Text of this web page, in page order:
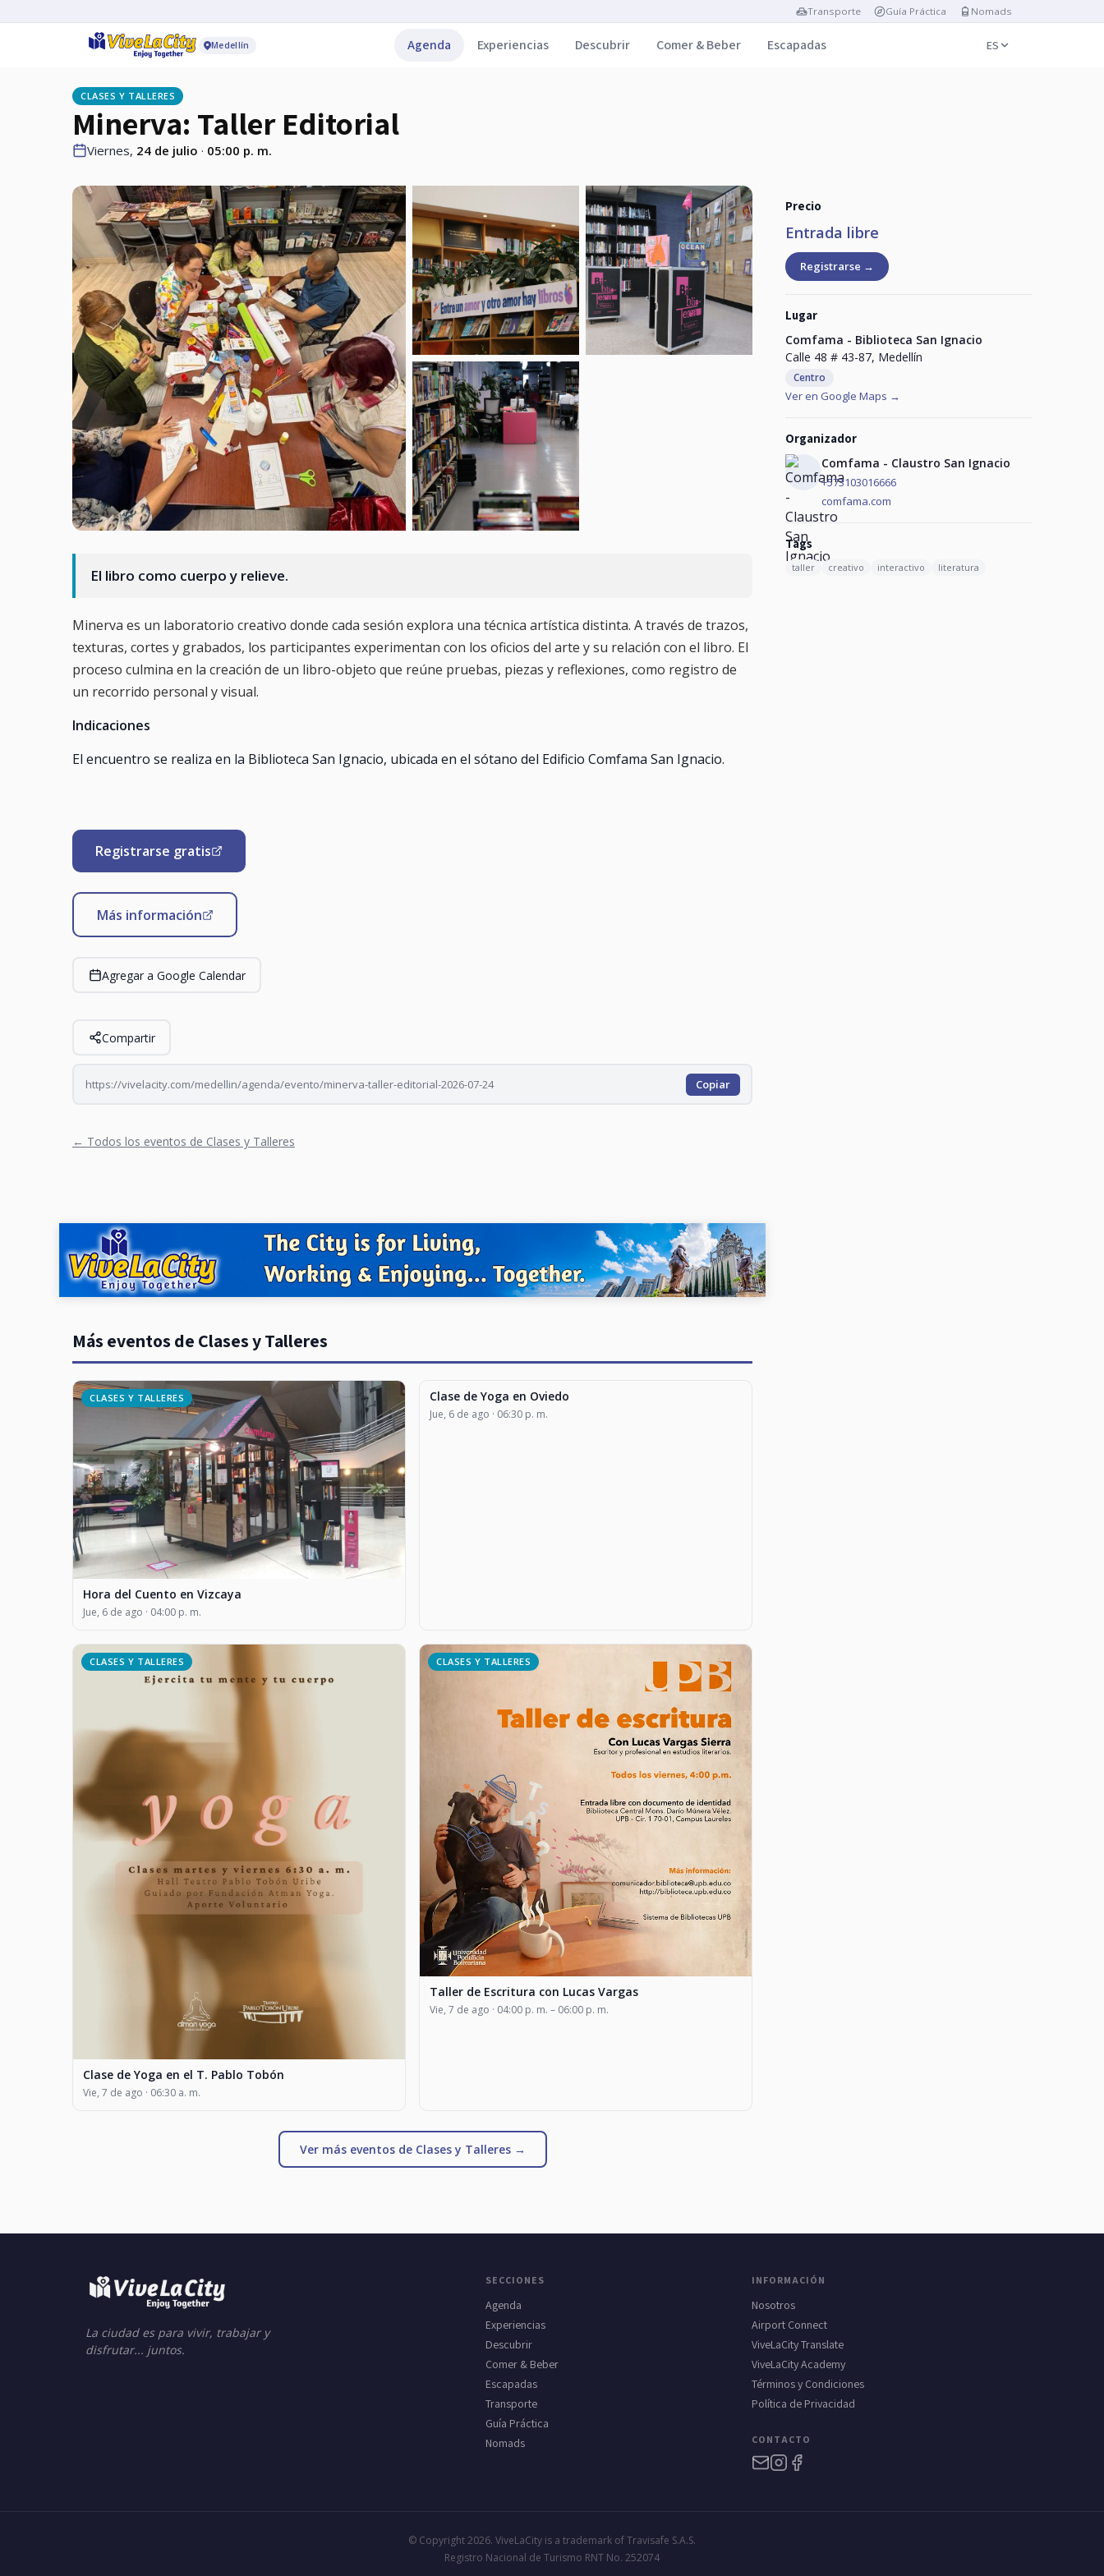
Transporte Guía Práctica Nomads
Medellín Agenda Experiencias Descubrir Comer & Beber Escapadas ES
CLASES Y TALLERES
Minerva: Taller Editorial
Viernes, 24 de julio · 05:00 p. m.
El libro como cuerpo y relieve.
Minerva es un laboratorio creativo donde cada sesión explora una técnica artística distinta. A través de trazos,
texturas, cortes y grabados, los participantes experimentan con los oficios del arte y su relación con el libro. El
proceso culmina en la creación de un libro-objeto que reúne pruebas, piezas y reflexiones, como registro de
un recorrido personal y visual.
Indicaciones
El encuentro se realiza en la Biblioteca San Ignacio, ubicada en el sótano del Edificio Comfama San Ignacio.
Precio
Entrada libre
Registrarse →
Lugar
Comfama - Biblioteca San Ignacio
Calle 48 # 43-87, Medellín
Centro
Ver en Google Maps →
Organizador
Comfama - Claustro San Ignacio
+573103016666
comfama.com
Tags
taller creativo interactivo literatura
Registrarse gratis
Más información
Agregar a Google Calendar
Compartir
https://vivelacity.com/medellin/agenda/evento/minerva-taller-editorial-2026-07-24 Copiar
← Todos los eventos de Clases y Talleres
Más eventos de Clases y Talleres
CLASES Y TALLERES
Hora del Cuento en Vizcaya
Jue, 6 de ago · 04:00 p. m.
CLASES Y TALLERES
Clase de Yoga en Oviedo
Jue, 6 de ago · 06:30 p. m.
CLASES Y TALLERES
Clase de Yoga en el T. Pablo Tobón
Vie, 7 de ago · 06:30 a. m.
CLASES Y TALLERES
Taller de Escritura con Lucas Vargas
Vie, 7 de ago · 04:00 p. m. – 06:00 p. m.
Ver más eventos de Clases y Talleres →
La ciudad es para vivir, trabajar y
disfrutar... juntos.
SECCIONES
Agenda
Experiencias
Descubrir
Comer & Beber
Escapadas
Transporte
Guía Práctica
Nomads
INFORMACIÓN
Nosotros
Airport Connect
ViveLaCity Translate
ViveLaCity Academy
Términos y Condiciones
Política de Privacidad
CONTACTO
© Copyright 2026. ViveLaCity is a trademark of Travisafe S.A.S.
Registro Nacional de Turismo RNT No. 252074